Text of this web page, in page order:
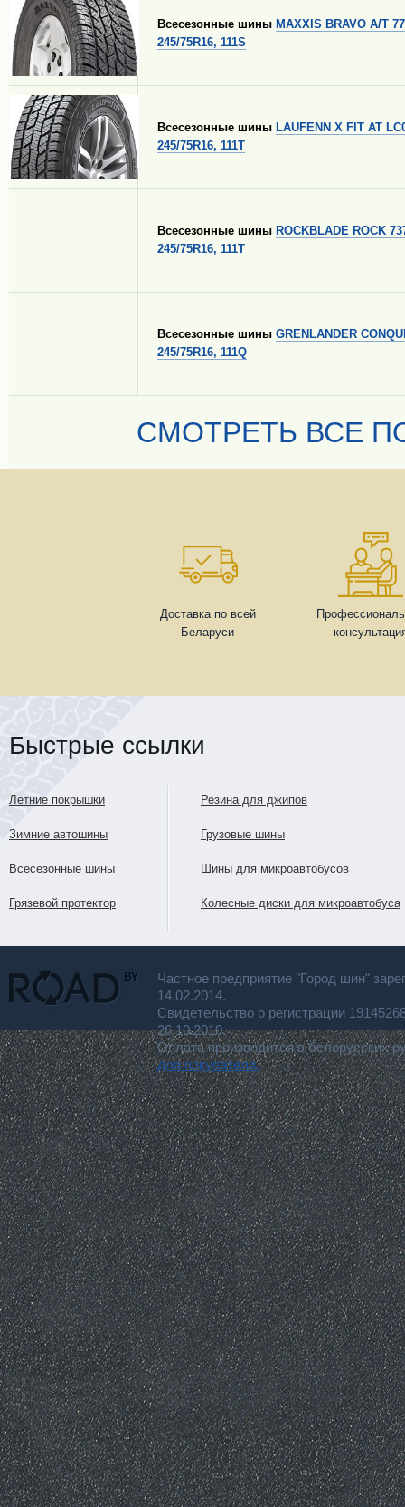
Всесезонные шины MAXXIS BRAVO A/T
245/75R16, 111S
Всесезонные шины LAUFENN X FIT AT
245/75R16, 111T
Всесезонные шины ROCKBLADE ROCK
245/75R16, 111T
Всесезонные шины GRENLANDER
245/75R16, 111Q
СМОТРЕТЬ ВСЕ
Доставка по всей
Беларуси
Быстрые ссылки
Летние покрышки
Зимние автошины
Всесезонные шины
Грязевой протектор
Резина для джипов
Грузовые шины
Шины для микроавтобусов
Колесные диски для микроавтобуса
Частное предприятие "Город шин"
14.02.2014.
Свидетельство о регистрации
26.10.2010.
Оплата производится в белорусских
для покупателя.